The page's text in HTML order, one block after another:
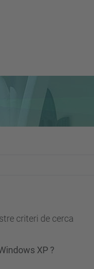
criteri de cerca
XP ?